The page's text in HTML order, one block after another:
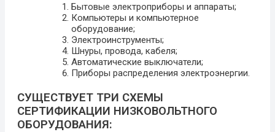
Бытовые электроприборы и аппараты;
Компьютеры и компьютерное
оборудование;
Электроинструменты;
Шнуры, провода, кабеля;
Автоматические выключатели;
Приборы распределения электроэнергии.
СУЩЕСТВУЕТ ТРИ СХЕМЫ
СЕРТИФИКАЦИИ НИЗКОВОЛЬТНОГО
ОБОРУДОВАНИЯ: